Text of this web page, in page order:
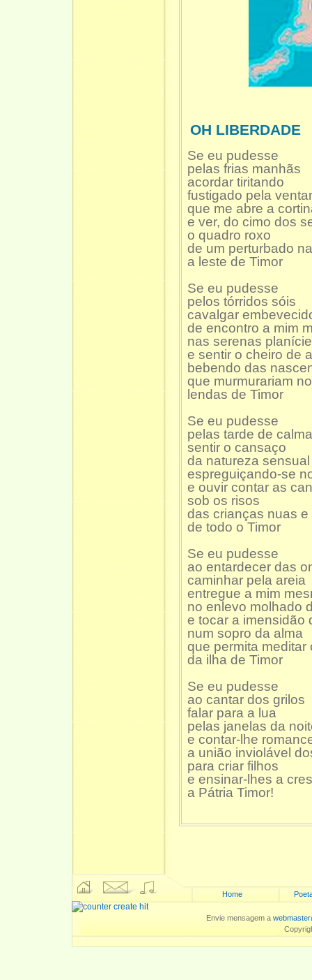
OH LIBERDADE
Se eu pudesse
pelas frias manhãs
acordar tiritando
fustigado pela
que me abre a
e ver, do cimo dos
o quadro roxo
de um perturbado
a leste de Timor
Se eu pudesse
pelos tórridos sóis
cavalgar
de encontro a mim
nas serenas
e sentir o cheiro de
bebendo das
que murmurariam
lendas de Timor
Se eu pudesse
pelas tarde de calma
sentir o cansaço
da natureza sensual
espreguiçando-se
e ouvir contar as
sob os risos
das crianças nuas
de todo o Timor
Se eu pudesse
ao entardecer das
caminhar pela areia
entregue a mim
no enlevo molhado
e tocar a imensidão
num sopro da alma
que permita meditar
da ilha de Timor
Se eu pudesse
ao cantar dos grilos
falar para a lua
pelas janelas da
e contar-lhe
a união inviolável
para criar filhos
e ensinar-lhes a
a Pátria Timor!
Home
Envie mensagem a